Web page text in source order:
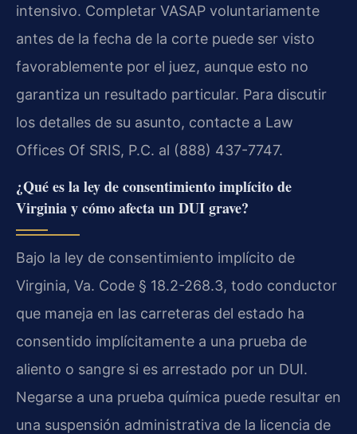
intensivo. Completar VASAP voluntariamente
antes de la fecha de la corte puede ser visto
favorablemente por el juez, aunque esto no
garantiza un resultado particular. Para discutir
los detalles de su asunto, contacte a Law
Offices Of SRIS, P.C. al (888) 437-7747.
¿Qué es la ley de consentimiento implícito de
Virginia y cómo afecta un DUI grave?
Bajo la ley de consentimiento implícito de
Virginia, Va. Code § 18.2-268.3, todo conductor
que maneja en las carreteras del estado ha
consentido implícitamente a una prueba de
aliento o sangre si es arrestado por un DUI.
Negarse a una prueba química puede resultar en
una suspensión administrativa de la licencia de